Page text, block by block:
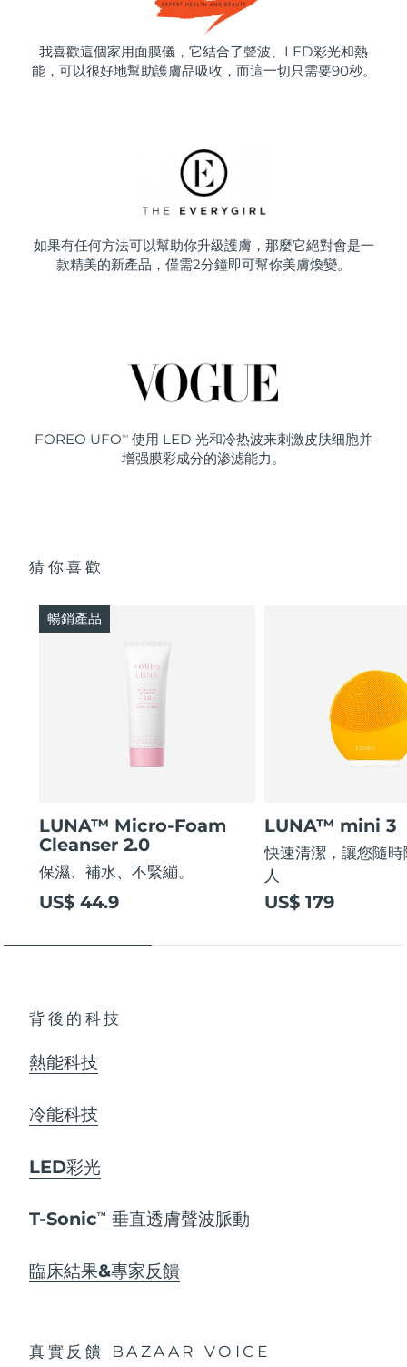
我喜歡這個家用面膜儀，它結合了聲波、LED彩光和熱
能，可以很好地幫助護膚品吸收，而這一切只需要90秒。
如果有任何方法可以幫助你升級護膚，那麼它絕對會是一
款精美的新產品，僅需2分鐘即可幫你美膚煥變。
FOREO UFO TM
使用 LED 光和冷热波来刺激皮肤细胞并
增强膜彩成分的渗滤能力。
猜你喜歡
LUNA™ Micro-Foam
Cleanser 2.0
保濕、補水、不緊繃。
US$ 44.9
暢銷產品
LUNA™ mini 3
快速清潔，讓您隨
人
US$ 179
背後的科技
熱能科技
冷能科技
LED彩光
T-SonicTM 垂直透膚聲波脈動
臨床結果&專家反饋
真實反饋 BAZAAR VOICE